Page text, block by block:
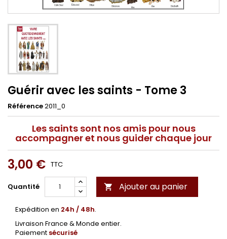
Guérir avec les saints - Tome 3
Référence2011_0
Les saints sont nos amis pour nous
accompagner et nous guider chaque jour
3,00 € TTC
Quantité  Ajouter au panier
Expédition en 24h / 48h.
Livraison France & Monde entier.
Paiement sécurisé